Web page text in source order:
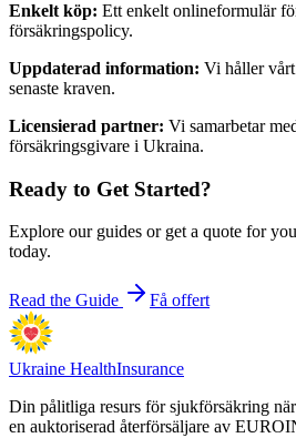
Enkelt köp: Ett enkelt onlineformulär
försäkringspolicy.
Uppdaterad information: Vi håller
senaste kraven.
Licensierad partner: Vi samarbetar
försäkringsgivare i Ukraina.
Ready to Get Started?
Explore our guides or get a quote for
today.
Read the Guide Få offert
Ukraine HealthInsurance
Din pålitliga resurs för sjukförsäkring
en auktoriserad återförsäljare av